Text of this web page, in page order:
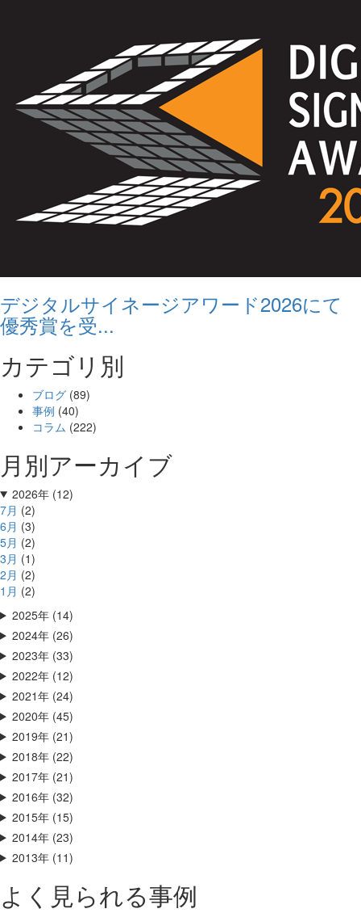
デジタルサイネージアワード2026にて
優秀賞を受...
カテゴリ別
ブログ (89)
事例 (40)
コラム (222)
月別アーカイブ
2026年 (12)
7月 (2)
6月 (3)
5月 (2)
3月 (1)
2月 (2)
1月 (2)
2025年 (14)
2024年 (26)
2023年 (33)
2022年 (12)
2021年 (24)
2020年 (45)
2019年 (21)
2018年 (22)
2017年 (21)
2016年 (32)
2015年 (15)
2014年 (23)
2013年 (11)
よく見られる事例